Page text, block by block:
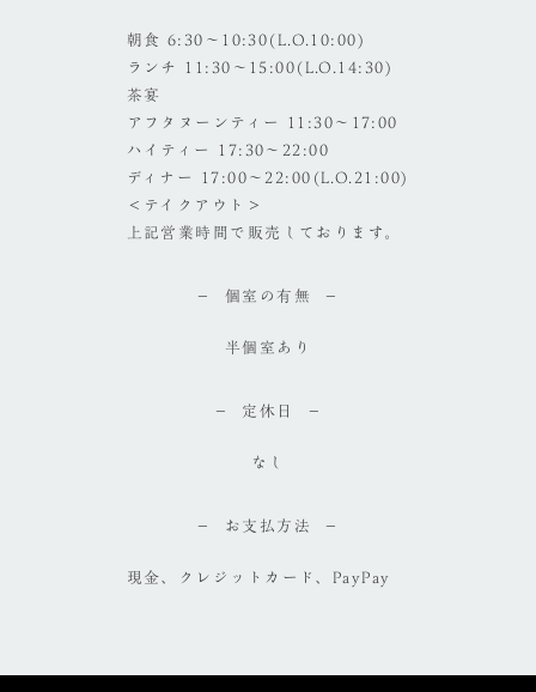
朝食 6:30～10:30(L.O.10:00)
ランチ 11:30～15:00(L.O.14:30)
茶宴
アフタヌーンティー 11:30～17:00
ハイティー 17:30～22:00
ディナー 17:00～22:00(L.O.21:00)
＜テイクアウト＞
上記営業時間で販売しております。
個室の有無
半個室あり
定休日
なし
お支払方法
現金、クレジットカード、PayPay